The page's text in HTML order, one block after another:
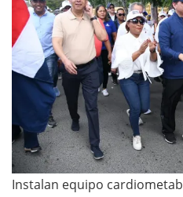
Instalan equipo